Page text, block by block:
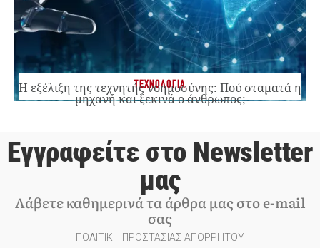
ΤΕΧΝΟΛΟΓΙΑ
Η εξέλιξη της τεχνητής νοημοσύνης: Πού σταματά η
μηχανή και ξεκινά ο άνθρωπος;
Εγγραφείτε στο Newsletter
μας
Λάβετε καθημερινά τα άρθρα μας στο e-mail
σας
ΠΟΛΙΤΙΚΗ ΠΡΟΣΤΑΣΙΑΣ ΑΠΟΡΡΗΤΟΥ